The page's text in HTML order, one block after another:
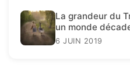
La grandeur du
un monde
6 JUIN 2019